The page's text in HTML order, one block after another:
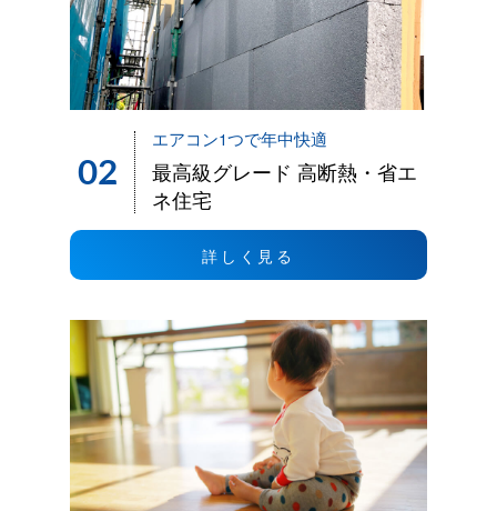
02
エアコン1つで年中快適
最高級グレード 高断熱・省エ
ネ住宅
詳しく見る